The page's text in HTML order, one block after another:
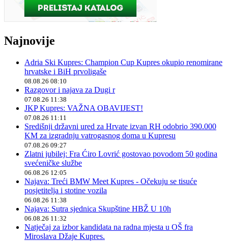
Najnovije
Adria Ski Kupres: Champion Cup Kupres okupio renomirane
hrvatske i BiH prvoligaše
08.08.26 08:10
Razgovor i najava za Dugi r
07.08.26 11:38
JKP Kupres: VAŽNA OBAVIJEST!
07.08.26 11:11
Središnji državni ured za Hrvate izvan RH odobrio 390.000
KM za izgradnju vatrogasnog doma u Kupresu
07.08.26 09:27
Zlatni jubilej: Fra Ćiro Lovrić gostovao povodom 50 godina
svećeničke službe
06.08.26 12:05
Najava: Treći BMW Meet Kupres - Očekuju se tisuće
posjetitelja i stotine vozila
06.08.26 11:38
Najava: Sutra sjednica Skupštine HBŽ U 10h
06.08.26 11:32
Natječaj za izbor kandidata na radna mjesta u OŠ fra
Miroslava Džaje Kupres.